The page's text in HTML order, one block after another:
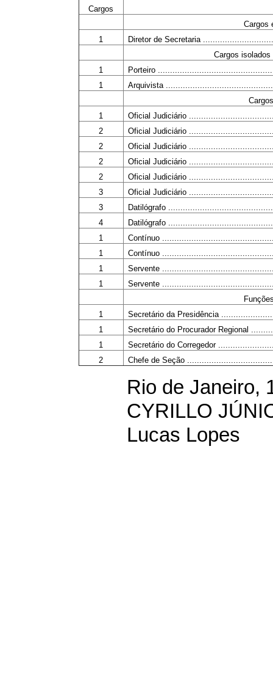
Cargos
Cargos
1
Diretor de Secretaria
Cargos
1
Porteiro
1
Arquivista
1
Oficial Judiciário
2
Oficial Judiciário
2
Oficial Judiciário
2
Oficial Judiciário
2
Oficial Judiciário
3
Oficial Judiciário
3
Datilógrafo
4
Datilógrafo
1
Contínuo
1
Contínuo
1
Servente
1
Servente
1
Secretário da Presidência
1
Secretário do Procurador Regional
1
Secretário do Corregedor
2
Chefe de Seção
Rio de Janeiro,
CYRILLO
Lucas Lopes